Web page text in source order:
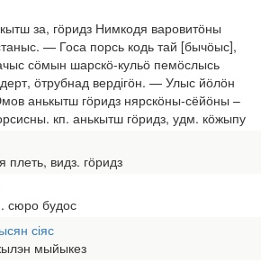
за, гӧридз Нимкодя варовитӧны
— Госа порсь кодь тай [бычӧыс],
сӧмын шарскӧ-кульӧ пемӧслысь
ӧтрубнад вердігӧн. — Улыс йӧлӧн
анькытш гӧридз нярскӧны-сёйӧны –
кп. анькытш гӧридз, удм. кӧжыпу
плеть, видз. гӧридз
сюро будос
сіяс
мыйыкез